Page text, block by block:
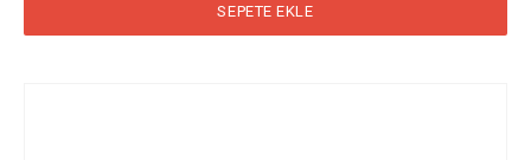
SEPETE EKLE